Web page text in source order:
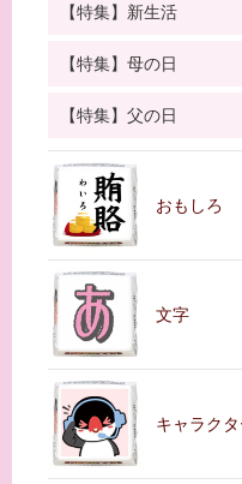
【特集】新生活
【特集】母の日
【特集】父の日
おもしろ
文字
キャラクタ